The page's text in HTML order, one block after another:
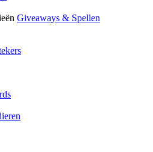
Giveaways & Spellen